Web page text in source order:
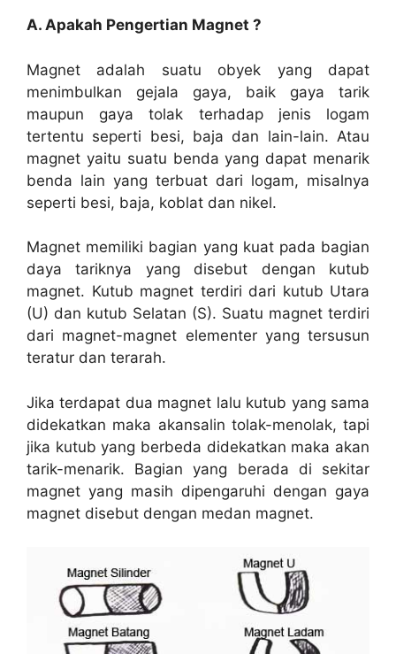
A. Apakah Pengertian Magnet ?
Magnet adalah suatu obyek yang dapat
menimbulkan gejala gaya, baik gaya tarik
maupun gaya tolak terhadap jenis logam
tertentu seperti besi, baja dan lain-lain. Atau
magnet yaitu suatu benda yang dapat menarik
benda lain yang terbuat dari logam, misalnya
seperti besi, baja, koblat dan nikel.
Magnet memiliki bagian yang kuat pada bagian
daya tariknya yang disebut dengan kutub
magnet. Kutub magnet terdiri dari kutub Utara
(U) dan kutub Selatan (S). Suatu magnet terdiri
dari magnet-magnet elementer yang tersusun
teratur dan terarah.
Jika terdapat dua magnet lalu kutub yang sama
didekatkan maka akansalin tolak-menolak, tapi
jika kutub yang berbeda didekatkan maka akan
tarik-menarik. Bagian yang berada di sekitar
magnet yang masih dipengaruhi dengan gaya
magnet disebut dengan medan magnet.